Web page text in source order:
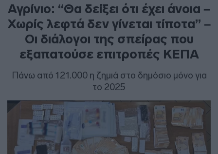
Αγρίνιο: “Θα δείξει ότι έχει άνοια –
Χωρίς λεφτά δεν γίνεται τίποτα” –
Οι διάλογοι της σπείρας που
εξαπατούσε επιτροπές ΚΕΠΑ
Πάνω από 121.000 η ζημιά στο δημόσιο μόνο για
το 2025